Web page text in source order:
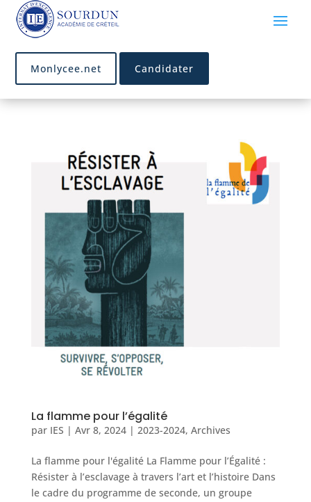
Candidater
Monlycee.net
La flamme pour l’égalité
par IES | Avr 8, 2024| 2023-2024, Archives
La flamme pour l'égalité La Flamme pour l’Égalité :
Résister à l’esclavage à travers l’art et l’histoire Dans
le cadre du programme de seconde, un groupe